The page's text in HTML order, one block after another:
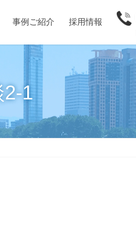
事例ご紹介 採用情報
1